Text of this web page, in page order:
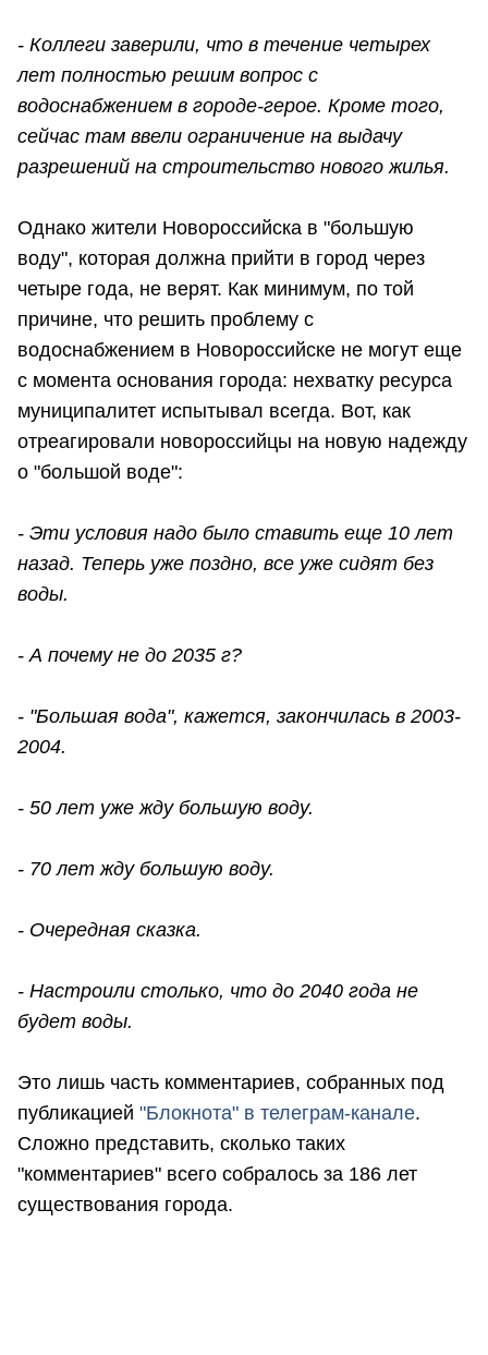
- Коллеги заверили, что в течение четырех
лет полностью решим вопрос с
водоснабжением в городе-герое. Кроме того,
сейчас там ввели ограничение на выдачу
разрешений на строительство нового жилья.
Однако жители Новороссийска в "большую
воду", которая должна прийти в город через
четыре года, не верят. Как минимум, по той
причине, что решить проблему с
водоснабжением в Новороссийске не могут еще
с момента основания города: нехватку ресурса
муниципалитет испытывал всегда. Вот, как
отреагировали новороссийцы на новую надежду
о "большой воде":
- Эти условия надо было ставить еще 10 лет
назад. Теперь уже поздно, все уже сидят без
воды.
- А почему не до 2035 г?
- "Большая вода", кажется, закончилась в 2003-
2004.
- 50 лет уже жду большую воду.
- 70 лет жду большую воду.
- Очередная сказка.
- Настроили столько, что до 2040 года не
будет воды.
Это лишь часть комментариев, собранных под
публикацией "Блокнота" в телеграм-канале.
Сложно представить, сколько таких
"комментариев" всего собралось за 186 лет
существования города.